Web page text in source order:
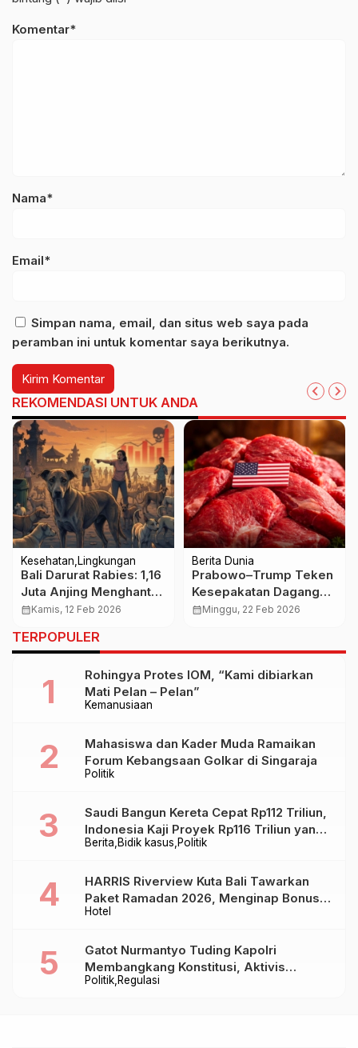
Komentar*
Nama*
Email*
Simpan nama, email, dan situs web saya pada
peramban ini untuk komentar saya berikutnya.
REKOMENDASI UNTUK ANDA
Kesehatan Lingkungan
Bali Darurat Rabies: 1,16
Juta Anjing Menghantui,
12 Nyawa Melayang Sia-
calendar_monthKamis, 12 Feb 2026
Berita Dunia
Prabowo–Trump Teken
Kesepakatan Dagang
Baru, Aturan Sertifikasi
calendar_monthMinggu, 22 Feb 2026
TERPOPULER
Kemanusiaan
Rohingya Protes IOM, “Kami dibiarkan
Mati Pelan – Pelan”
Politik
Mahasiswa dan Kader Muda Ramaikan
Forum Kebangsaan Golkar di Singaraja
Berita Bidik kasus Politik
Saudi Bangun Kereta Cepat Rp112 Triliun,
Indonesia Kaji Proyek Rp116 Triliun yang
Baru Sampai Bandung
Hotel
HARRIS Riverview Kuta Bali Tawarkan
Paket Ramadan 2026, Menginap Bonus
Takjil hingga Bukber Mulai Rp88.888
Politik Regulasi
Gatot Nurmantyo Tuding Kapolri
Membangkang Konstitusi, Aktivis
Tegaskan Polri Tak Punya Sejarah